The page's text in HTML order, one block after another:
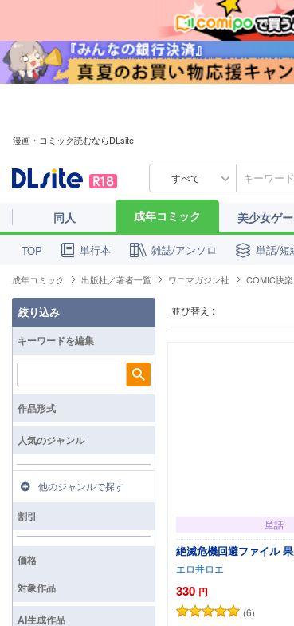
漫画・コミック読むならDLsite
すべて
同人 成年コミック 美少女ゲ
TOP 単行本 雑誌/アンソロ 単話/短
成年コミック 出版社／著者一覧 ワニマガジン社 COMIC快
並び替え :
単話
絶滅危機回避ファイル
エロ井ロエ
330 円
(6)カートに
絞り込み
キーワードを編集
検索
作品形式
人気のジャンル
他のジャンルで探す
割引
価格
対象作品
AI生成作品